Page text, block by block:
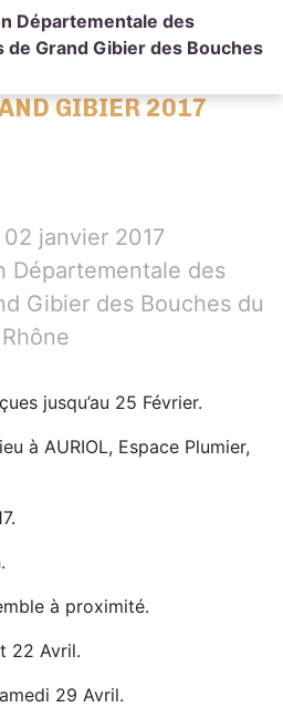
Départementale des
de Grand Gibier des Bouches
GIBIER 2017
janvier 2017
Départementale des
Gibier des Bouches du
Rhône
jusqu’au 25 Février.
à AURIOL, Espace Plumier,
à proximité.
22 Avril.
29 Avril.